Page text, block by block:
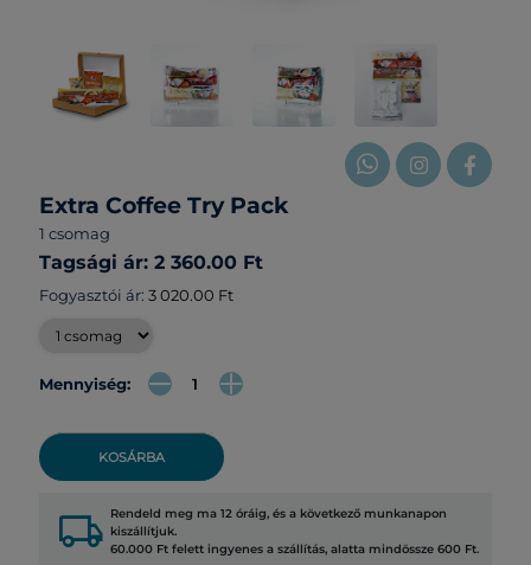
Extra Coffee Try Pack
1 csomag
Tagsági ár: 2 360.00 Ft
Fogyasztói ár: 3 020.00 Ft
Mennyiség:
KOSÁRBA
local_shipping Rendeld meg ma 12 óráig, és a következő munkanapon
kiszállítjuk.
60.000 Ft felett ingyenes a szállítás, alatta mindössze 600 Ft.